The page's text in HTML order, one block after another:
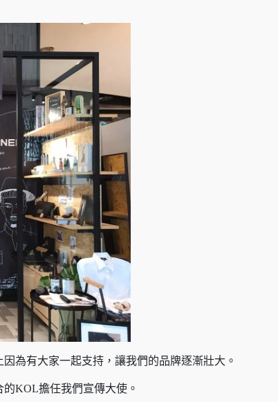
為有大家一起支持，讓我們的品牌逐漸壯大。
KOL擔任我們宣傳大使。